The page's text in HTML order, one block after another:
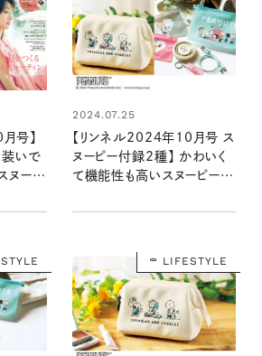
号】
装いで
ヌーピ
20日
2024.07.25
【リンネル2024年10月号 ス
ヌーピー付録2種】 かわいく
て機能性も高いスヌーピーデ
持ち歩きたい2アイテムの魅
発売リンネル2024年10月
号・10月号増刊）
LIFESTYLE